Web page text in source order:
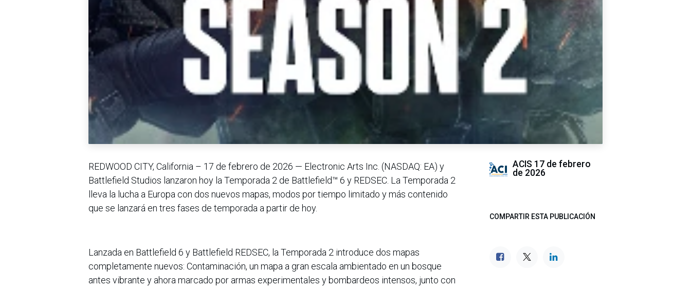
REDWOOD CITY, California – 17 de febrero de 2026 — Electronic Arts Inc. (NASDAQ: EA) y
Battlefield Studios lanzaron hoy la Temporada 2 de Battlefield™ 6 y REDSEC. La Temporada 2
lleva la lucha a Europa con dos nuevos mapas, modos por tiempo limitado y más contenido
que se lanzará en tres fases de temporada a partir de hoy.
Lanzada en Battlefield 6 y Battlefield REDSEC, la Temporada 2 introduce dos mapas
completamente nuevos: Contaminación, un mapa a gran escala ambientado en un bosque
antes vibrante y ahora marcado por armas experimentales y bombardeos intensos, junto con
ACIS 17 de febrero
de 2026
COMPARTIR ESTA PUBLICACIÓN